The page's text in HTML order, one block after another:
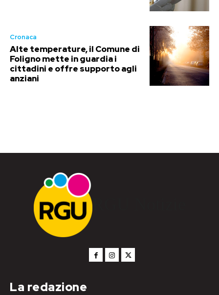
Cronaca
Alte temperature, il Comune di
Foligno mette in guardia i
cittadini e offre supporto agli
anziani
RGU Notizie
La redazione